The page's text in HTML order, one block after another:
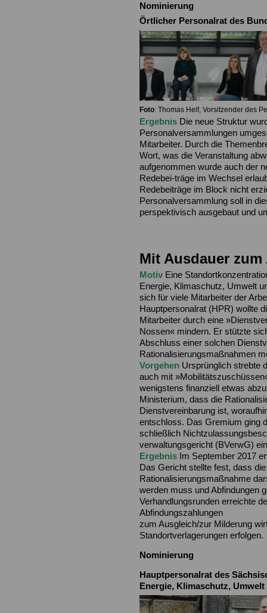
Nominierung
Örtlicher Personalrat des
Foto: Thomas Helf, Vorsitzender des
Ergebnis Die neue Struktur
Personalversammlungen
Mitarbeiter. Durch die
Wort, was die Veranstaltung
aufgenommen wurde auch der
Redebei-träge im Wechsel
Redebeiträge im Block nicht
Personalversammlung soll in
perspektivisch ausgebaut und
Mit Ausdauer
Motiv Eine
Energie, Klimaschutz, Umwelt
sich für viele Mitarbeiter der
Hauptpersonalrat (HPR) wollte
Mitarbeiter durch eine
Nossen« mindern. Er stützte
Abschluss einer solchen
Rationalisierungsmaßnahmen
Vorgehen Ursprünglich strebte
auch mit
wenigstens finanziell etwas
Ministerium, dass die
Dienstvereinbarung ist,
entschloss. Das Gremium ging
schließlich
verwaltungsgericht (BVerwG)
Ergebnis Im September 2017
Das Gericht stellte fest, dass
Rationalisierungsmaßnahme
werden muss und Abfindungen
Verhandlungsrunden erreichte
Abfindungszahlungen
zum Ausgleich/zur Milderung
Standortverlagerungen erfolgen.
Nominierung
Hauptpersonalrat des
Energie, Klimaschutz,